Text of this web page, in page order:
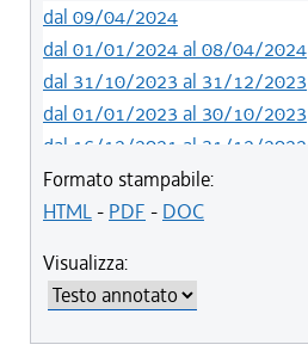
dal 09/04/2024
dal 01/01/2024 al 08/04/2024
dal 31/10/2023 al 31/12/2023
dal 01/01/2023 al 30/10/2023
dal 16/12/2021 al 31/12/2022
dal 26/02/2021 al 15/12/2021
dal 01/01/2020 al 25/02/2021
dal 01/05/2019 al 06/11/2019
dal 01/01/2019 al 30/04/2019
dal 12/04/2018 al 31/12/2018
Formato stampabile:
HTML- PDF - DOC
Visualizza: